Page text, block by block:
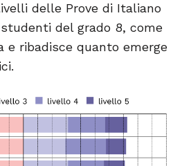
delle Prove di Italiano
del grado 8, come
e ribadisce quanto emerge